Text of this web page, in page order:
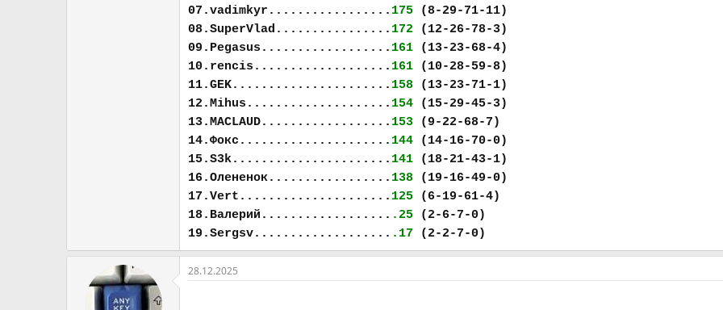
07.vadimkyr................. 175 (8-29-71-11)
08.SuperVlad................ 172 (12-26-78-3)
09.Pegasus.................. 161 (13-23-68-4)
10.rencis................... 161 (10-28-59-8)
11.GEK...................... 158 (13-23-71-1)
12.Mihus.................... 154 (15-29-45-3)
13.MACLAUD.................. 153 (9-22-68-7)
14.Фокс..................... 144 (14-16-70-0)
15.S3k...................... 141 (18-21-43-1)
16.Олененок................. 138 (19-16-49-0)
17.Vert..................... 125 (6-19-61-4)
18.Валерий.................. .25 (2-6-7-0)
19.Sergsv................... .17 (2-2-7-0)
28.12.2025